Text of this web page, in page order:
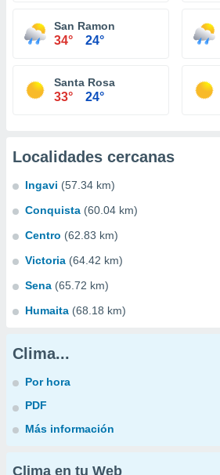
San Ramon
34° 24°
Santa Rosa
33° 24°
Localidades cercanas
Ingavi (57.34 km)
Conquista (60.04 km)
Centro (62.83 km)
Victoria (64.42 km)
Sena (65.72 km)
Humaita (68.18 km)
Clima...
Por hora
PDF
Más información
Clima en tu Web